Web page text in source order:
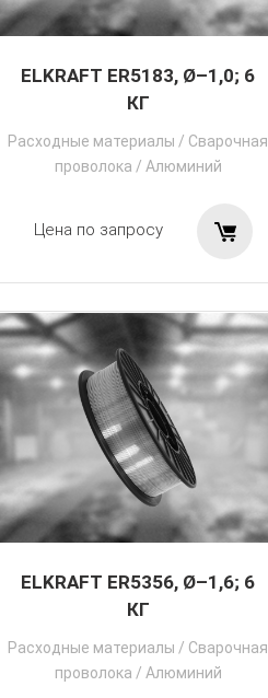
ELKRAFT ER5183, Ø–1,0; 6
КГ
Расходные материалы / Сварочная
проволока / Алюминий
Цена по запросу
ELKRAFT ER5356, Ø–1,6; 6
КГ
Расходные материалы / Сварочная
проволока / Алюминий